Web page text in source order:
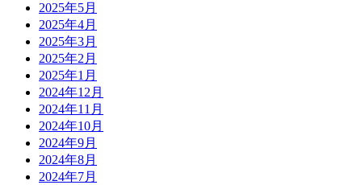
2025年5月
2025年4月
2025年3月
2025年2月
2025年1月
2024年12月
2024年11月
2024年10月
2024年9月
2024年8月
2024年7月